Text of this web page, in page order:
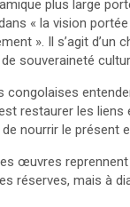
plus large
« la vision
». Il s’agit
souveraineté
restaurer les
nourrir le présent et
œuvres
réserves, mais à